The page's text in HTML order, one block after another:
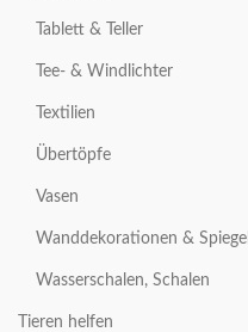
Tablett & Teller
Tee- & Windlichter
Textilien
Übertöpfe
Vasen
Wanddekorationen & Spiegel
Wasserschalen, Schalen
Tieren helfen